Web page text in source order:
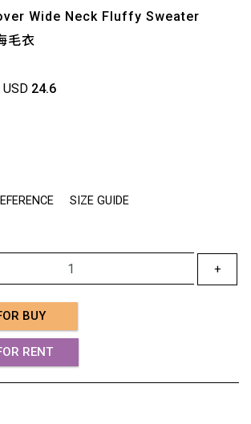
Wide Neck Fluffy Sweater
毛衣
USD 24.6
SIZE GUIDE
+
BUY
RENT